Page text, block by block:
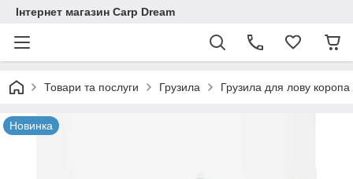
Інтернет магазин Carp Dream
Товари та послуги Грузила Грузила для лову коропа
Новинка